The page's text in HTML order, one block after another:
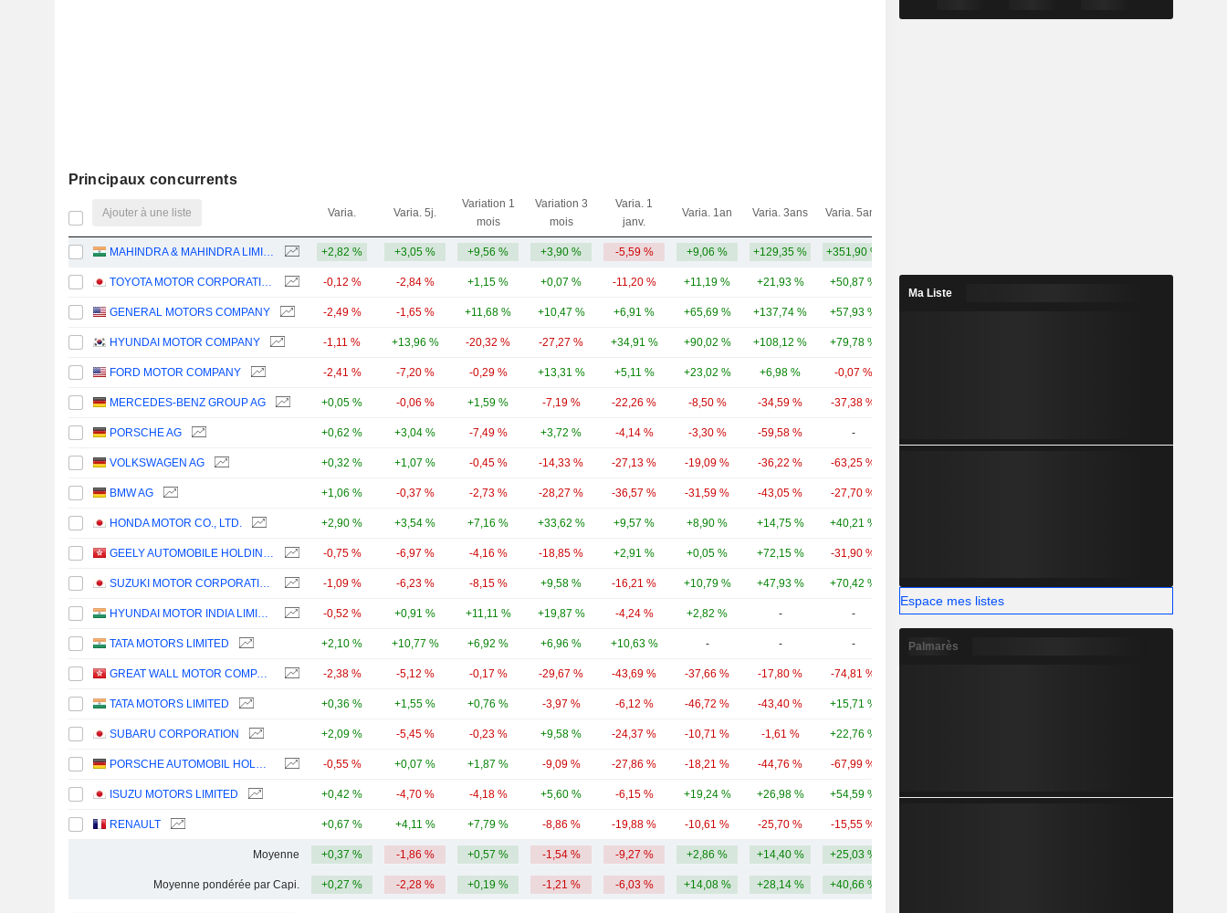
Principaux concurrents
Ajouter à une liste Varia. Varia. 5j.
Variation 1
mois
Variation 3
mois
Varia. 1
janv.
Varia. 1an Varia. 3ans Varia. 5ans
MAHINDRA & MAHINDRA LIMITED +2,82 % +3,05 % +9,56 % +3,90 % -5,59 % +9,06 % +129,35 % +351,90 %
TOYOTA MOTOR CORPORATION -0,12 % -2,84 % +1,15 % +0,07 % -11,20 % +11,19 % +21,93 % +50,87 %
GENERAL MOTORS COMPANY -2,49 % -1,65 % +11,68 % +10,47 % +6,91 % +65,69 % +137,74 % +57,93 %
HYUNDAI MOTOR COMPANY -1,11 % +13,96 % -20,32 % -27,27 % +34,91 % +90,02 % +108,12 % +79,78 %
FORD MOTOR COMPANY -2,41 % -7,20 % -0,29 % +13,31 % +5,11 % +23,02 % +6,98 % -0,07 %
MERCEDES-BENZ GROUP AG +0,05 % -0,06 % +1,59 % -7,19 % -22,26 % -8,50 % -34,59 % -37,38 %
PORSCHE AG +0,62 % +3,04 % -7,49 % +3,72 % -4,14 % -3,30 % -59,58 % -
VOLKSWAGEN AG +0,32 % +1,07 % -0,45 % -14,33 % -27,13 % -19,09 % -36,22 % -63,25 %
BMW AG +1,06 % -0,37 % -2,73 % -28,27 % -36,57 % -31,59 % -43,05 % -27,70 %
HONDA MOTOR CO., LTD. +2,90 % +3,54 % +7,16 % +33,62 % +9,57 % +8,90 % +14,75 % +40,21 %
GEELY AUTOMOBILE HOLDINGS LIMITED -0,75 % -6,97 % -4,16 % -18,85 % +2,91 % +0,05 % +72,15 % -31,90 %
SUZUKI MOTOR CORPORATION -1,09 % -6,23 % -8,15 % +9,58 % -16,21 % +10,79 % +47,93 % +70,42 % +129,04 %
HYUNDAI MOTOR INDIA LIMITED -0,52 % +0,91 % +11,11 % +19,87 % -4,24 % +2,82 % - - - 18,87 Md
TATA MOTORS LIMITED +2,10 % +10,77 % +6,92 % +6,96 % +10,63 % - - - -
GREAT WALL MOTOR COMPANY LIMITED -2,38 % -5,12 % -0,17 % -29,67 % -43,69 % -37,66 % -17,80 % -74,81 %
TATA MOTORS LIMITED +0,36 % +1,55 % +0,76 % -3,97 % -6,12 % -46,72 % -43,40 % +15,71 %
SUBARU CORPORATION +2,09 % -5,45 % -0,23 % +9,58 % -24,37 % -10,71 % -1,61 % +22,76 %
PORSCHE AUTOMOBIL HOLDING SE -0,55 % +0,07 % +1,87 % -9,09 % -27,86 % -18,21 % -44,76 % -67,99 %
ISUZU MOTORS LIMITED +0,42 % -4,70 % -4,18 % +5,60 % -6,15 % +19,24 % +26,98 % +54,59 % +84,12 % 9,89 Md
RENAULT +0,67 % +4,11 % +7,79 % -8,86 % -19,88 % -10,61 % -25,70 % -15,55 %
Moyenne +0,37 % -1,86 % +0,57 % -1,54 % -9,27 % +2,86 % +14,40 % +25,03 %
Moyenne pondérée par Capi. +0,27 % -2,28 % +0,19 % -1,21 % -6,03 % +14,08 % +28,14 % +40,66 %
Ma Liste
Espace mes listes
Palmarès